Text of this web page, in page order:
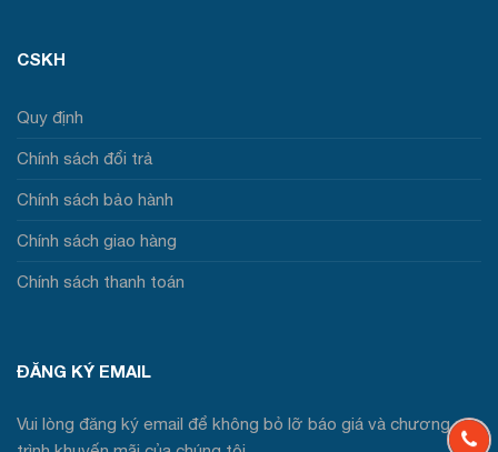
CSKH
Quy định
Chính sách đổi trả
Chính sách bảo hành
Chính sách giao hàng
Chính sách thanh toán
ĐĂNG KÝ EMAIL
Vui lòng đăng ký email để không bỏ lỡ báo giá và chương